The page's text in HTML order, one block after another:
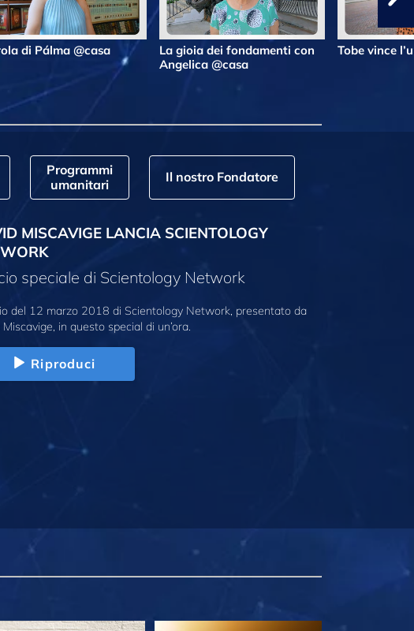
di Pálma @casa
La gioia dei fondamenti con
Angelica @casa
Tobe vince
Programmi
umanitari
Il nostro Fondatore
MISCAVIGE LANCIA SCIENTOLOGY
speciale di Scientology Network
del 12 marzo 2018 di Scientology Network, presentato da
in questo special di un’ora.
Riproduci